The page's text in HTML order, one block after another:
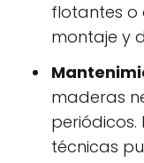
flotantes o
montaje y
maderas
periódicos.
técnicas